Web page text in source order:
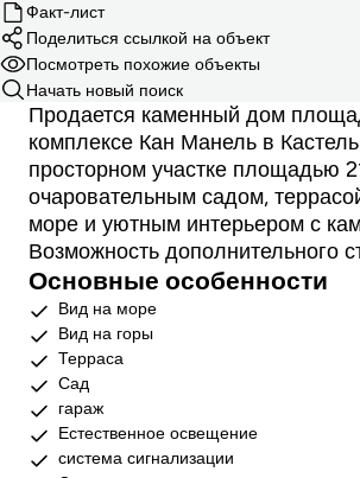
Факт-лист
Поделиться ссылкой на объект
Посмотреть похожие объекты
Начать новый поиск
Продается каменный дом
комплексе Кан Манель в
просторном участке площадью
очаровательным садом,
море и уютным интерьером с
Возможность дополнительного
Основные особенности
Вид на море
Вид на горы
Терраса
Сад
гараж
Естественное освещение
система сигнализации